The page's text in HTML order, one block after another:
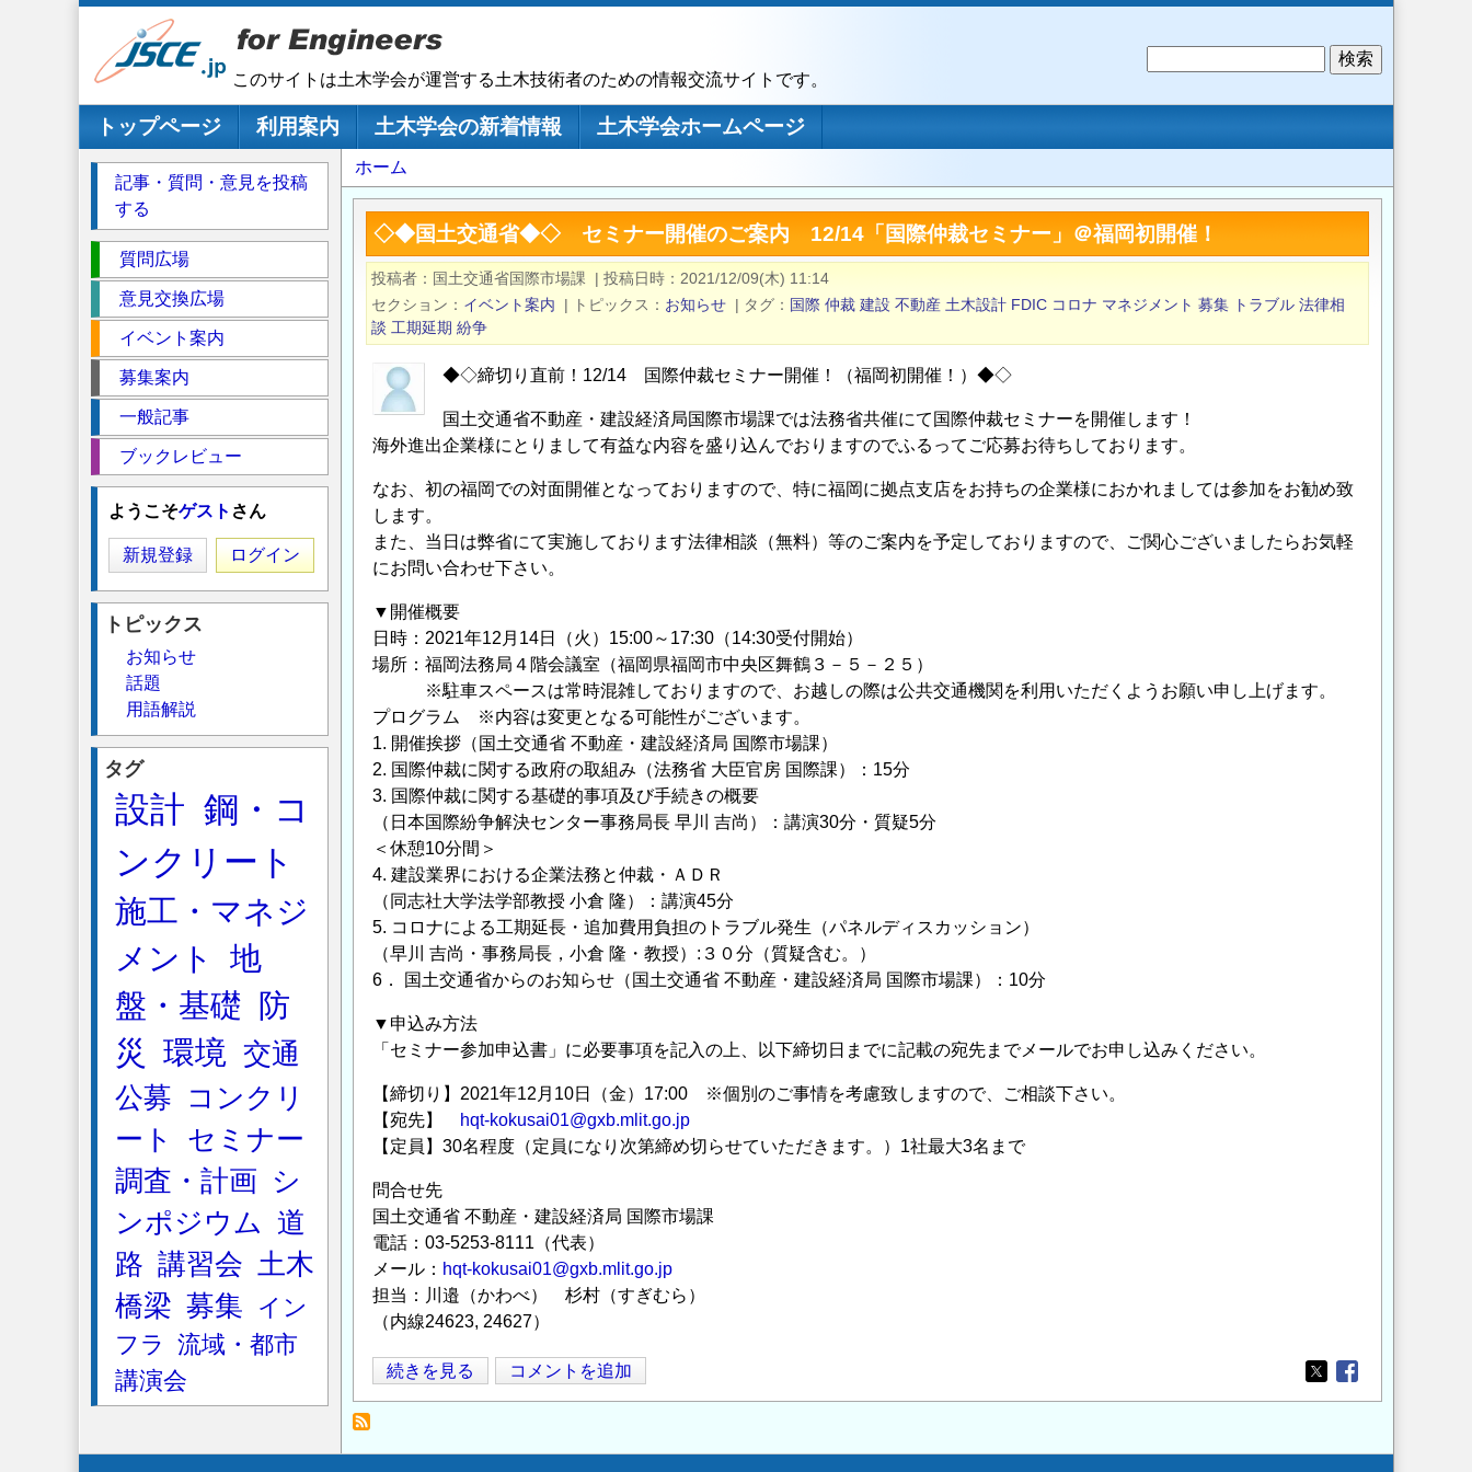
このサイトは土木学会が運営する土木技術者のための情報交流サイトです。
メインナビゲーション
トップページ 利用案内 土木学会の新着情報
土木学会ホームページ
パ
ン
く
ず
ホーム
◇◆国土交通省◆◇ セミナー開催のご案内 12/14「国際仲裁セミナー」＠福岡初開催！
投稿者 国土交通省国際市場課 | 投稿日時
2021/12/09(木) 11:14
セクション
イベント案内 | トピックス お知らせ | タグ 国際 仲裁 建設 不動産 土木設計 FDIC コロナ マネジメント 募集 トラブル 法律相
談 工期延期 紛争
◆◇締切り直前！12/14 国際仲裁セミナー開催！（福岡初開催！）◆◇
国土交通省不動産・建設経済局国際市場課では法務省共催にて国際仲裁セミナーを開催します！
海外進出企業様にとりまして有益な内容を盛り込んでおりますのでふるってご応募お待ちしております。
なお、初の福岡での対面開催となっておりますので、特に福岡に拠点支店をお持ちの企業様におかれましては参加をお勧め致
します。
また、当日は弊省にて実施しております法律相談（無料）等のご案内を予定しておりますので、ご関心ございましたらお気軽
にお問い合わせ下さい。
▼開催概要
日時：2021年12月14日（火）15:00～17:30（14:30受付開始）
場所：福岡法務局４階会議室（福岡県福岡市中央区舞鶴３－５－２５）
※駐車スペースは常時混雑しておりますので、お越しの際は公共交通機関を利用いただくようお願い申し上げます。
プログラム ※内容は変更となる可能性がございます。
1. 開催挨拶（国土交通省 不動産・建設経済局 国際市場課）
2. 国際仲裁に関する政府の取組み（法務省 大臣官房 国際課）：15分
3. 国際仲裁に関する基礎的事項及び手続きの概要
（日本国際紛争解決センター事務局長 早川 吉尚）：講演30分・質疑5分
＜休憩10分間＞
4. 建設業界における企業法務と仲裁・ＡＤＲ
（同志社大学法学部教授 小倉 隆）：講演45分
5. コロナによる工期延長・追加費用負担のトラブル発生（パネルディスカッション）
（早川 吉尚・事務局長，小倉 隆・教授）:３０分（質疑含む。）
6． 国土交通省からのお知らせ（国土交通省 不動産・建設経済局 国際市場課）：10分
▼申込み方法
「セミナー参加申込書」に必要事項を記入の上、以下締切日までに記載の宛先までメールでお申し込みください。
【締切り】2021年12月10日（金）17:00 ※個別のご事情を考慮致しますので、ご相談下さい。
【宛先】
hqt-kokusai01@gxb.mlit.go.jp
【定員】30名程度（定員になり次第締め切らせていただきます。）1社最大3名まで
問合せ先
国土交通省 不動産・建設経済局 国際市場課
電話：03-5253-8111（代表）
メール： hqt-kokusai01@gxb.mlit.go.jp
担当：川邉（かわべ） 杉村（すぎむら）
（内線24623, 24627）
◇◆
国
交
続きを見る コメントを追加
Opens in a new
Opens in a new
記事・質問・意見を投稿
する
ク
シ
質問広場
意見交換広場
イベント案内
募集案内
一般記事
ブックレビュー
ようこそゲスト さん
新規登録 ログイン
トピックス
お知らせ
話題
用語解説
タグ
設計 鋼・コ
ンクリート
施工・マネジ
メント
地
盤・基礎
防
災
環境 交通
公募
コンクリ
ート
セミナー
調査・計画
シ
ンポジウム 道
路 講習会 土木
橋梁 募集
イン
フラ
流域・都市
講演会